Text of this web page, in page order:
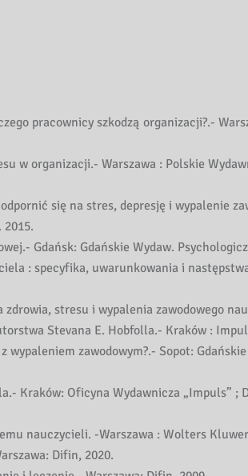
pracownicy szkodzą organizacji?.-
w organizacji.- Warszawa : Polskie
się na stres, depresję i wypalenie
Gdańsk: Gdańskie Wydaw.
: specyfika, uwarunkowania i
stresu i wypalenia zawodowego
Stevana E. Hobfolla.- Kraków :
wypaleniem zawodowym?.- Sopot:
Kraków: Oficyna Wydawnicza „Impuls” ;
nauczycieli. -Warszawa : Wolters
Difin, 2020.